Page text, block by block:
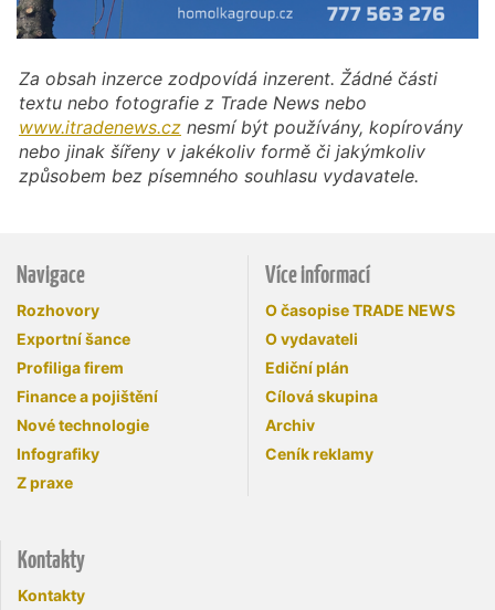
Za obsah inzerce zodpovídá inzerent. Žádné části
textu nebo fotografie z Trade News nebo
www.itradenews.cz nesmí být používány, kopírovány
nebo jinak šířeny v jakékoliv formě či jakýmkoliv
způsobem bez písemného souhlasu vydavatele.
Navigace
Rozhovory
Exportní šance
Profiliga firem
Finance a pojištění
Nové technologie
Infografiky
Z praxe
Více informací
O časopise TRADE NEWS
O vydavateli
Ediční plán
Cílová skupina
Archiv
Ceník reklamy
Kontakty
Kontakty